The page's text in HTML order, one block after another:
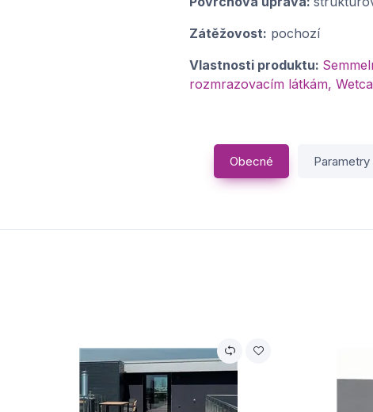
Zátěžovost: pochozí
Vlastnosti produktu:
rozmrazovacím látkám,
Obecné Parametry